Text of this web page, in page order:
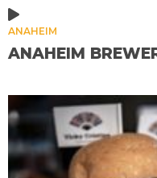
ANAHEIM
ANAHEIM